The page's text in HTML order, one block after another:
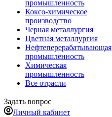
промышленность
Коксо-химическое
производство
Черная металлургия
Цветная металлургия
Нефтеперерабатывающая
промышленность
Химическая
промышленность
Все отрасли
Задать вопрос
Личный кабинет